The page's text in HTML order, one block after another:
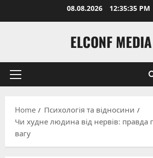
08.08.2026 12:35:36 PM
ELCONF MEDIA
Primary
Home
Психологія та відносини
Чи худне людина від нервів: правда
вагу